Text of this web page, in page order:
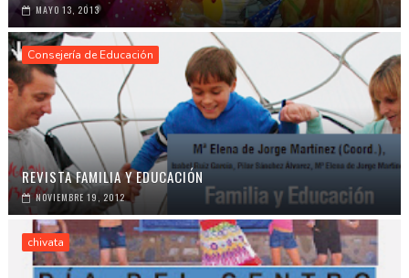
MAYO 13, 2013
Consejería de Educación
REVISTA FAMILIA Y EDUCACIÓN
NOVIEMBRE 19, 2012
chivata